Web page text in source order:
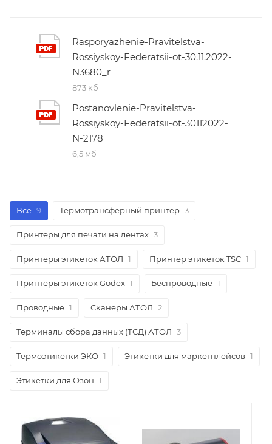
Rasporyazhenie-Pravitelstva-
Rossiyskoy-Federatsii-ot-30.11.2022-
N3680_r
873 кб
Postanovlenie-Pravitelstva-
Rossiyskoy-Federatsii-ot-30112022-
N-2178
6,5 мб
Все 9 Термотрансферный принтер 3
Принтеры для печати на лентах 3
Принтеры этикеток АТОЛ 1 Принтер этикеток TSC 1
Принтеры этикеток Godex 1 Беспроводные 1
Проводные 1 Сканеры АТОЛ 2
Терминалы сбора данных (ТСД) АТОЛ 3
Термоэтикетки ЭКО 1 Этикетки для маркетплейсов 1
Этикетки для Озон 1